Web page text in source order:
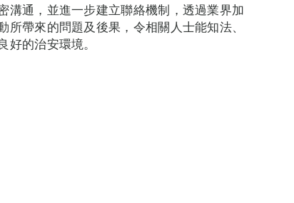
溝通，並進一步建立聯絡機制，透過業界加
帶來的問題及後果，令相關人士能知法、
的治安環境。